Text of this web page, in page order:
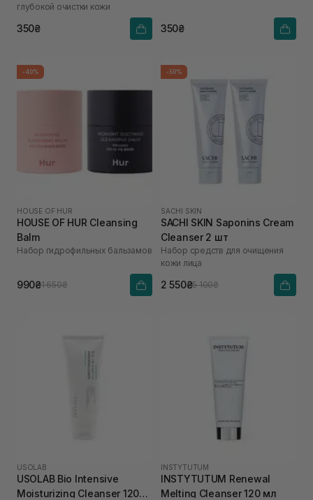
глубокой очистки кожи
350₴ 350₴
-40%
HOUSE OF HUR
HOUSE OF HUR Cleansing
Balm
Набор гидрофильных бальзамов
990₴1 650₴
-50%
SACHI SKIN
SACHI SKIN Saponins Cream
Cleanser 2 шт
Набор средств для очищения
кожи лица
2 550₴5 100₴
USOLAB
USOLAB Bio Intensive
Moisturizing Cleanser 120
INSTYTUTUM
INSTYTUTUM Renewal
Melting Cleanser 120 мл